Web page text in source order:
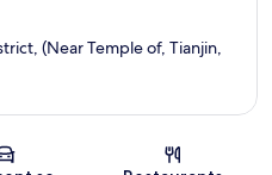
(Near Temple of, Tianjin,